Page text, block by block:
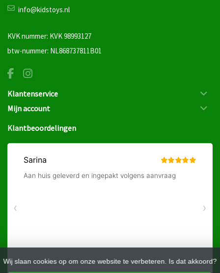
Wij slaan cookies op om onze website te verbeteren. Is dat akkoord?
info@kidstoys.nl
KVK nummer: KVK 98993127
btw-nummer: NL868737811B01
Klantenservice
Mijn account
Klantbeoordelingen